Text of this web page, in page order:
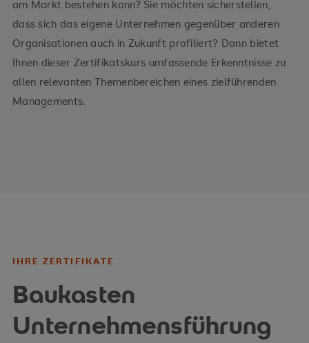
strategische Unternehmensführung
Themenschwerpunkt Innovation
Erfolgskontrolle
Ihre Vorteile
am Markt bestehen kann? Sie möchten sicherstellen,
dass sich das eigene Unternehmen gegenüber anderen
Organisationen auch in Zukunft profiliert? Dann bietet
Ihnen dieser Zertifikatskurs umfassende Erkenntnisse zu
allen relevanten Themenbereichen eines zielführenden
Managements.
IHRE ZERTIFIKATE
Baukasten
Unternehmensführung